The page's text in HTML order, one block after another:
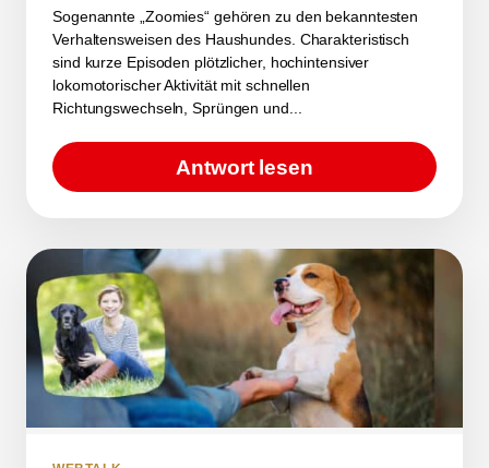
Sogenannte „Zoomies“ gehören zu den bekanntesten
Verhaltensweisen des Haushundes. Charakteristisch
sind kurze Episoden plötzlicher, hochintensiver
lokomotorischer Aktivität mit schnellen
Richtungswechseln, Sprüngen und...
Antwort lesen